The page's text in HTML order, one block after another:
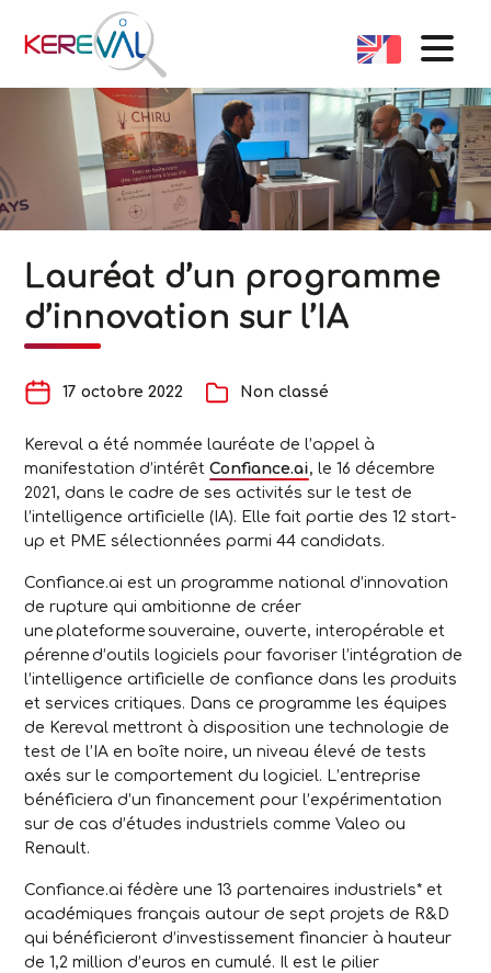
Lauréat d’un programme
d’innovation sur l’IA
17 octobre 2022 Non classé
Kereval a été nommée lauréate de l’appel à
manifestation d’intérêtConfiance.ai, le 16 décembre
2021, dans le cadre de ses activités sur le test de
l’intelligence artificielle (IA). Elle fait partie des 12 start-
up et PME sélectionnées parmi 44 candidats.
Confiance.ai est un programme national d’innovation
de rupture qui ambitionne de créer
une plateforme souveraine, ouverte, interopérable et
pérenne d’outils logiciels pour favoriser l’intégration de
l’intelligence artificielle de confiance dans les produits
et services critiques. Dans ce programme les équipes
de Kereval mettront à disposition une technologie de
test de l’IA en boîte noire, un niveau élevé de tests
axés sur le comportement du logiciel. L’entreprise
bénéficiera d’un financement pour l’expérimentation
sur de cas d’études industriels comme Valeo ou
Renault.
Confiance.ai fédère une 13 partenaires industriels* et
académiques français autour de sept projets de R&D
qui bénéficieront d’investissement financier à hauteur
de 1,2 million d’euros en cumulé. Il est le pilier